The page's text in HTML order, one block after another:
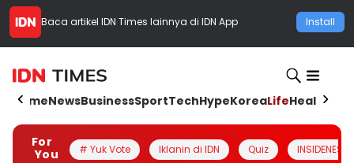
Baca artikel IDN Times lainnya di IDN App Install
HomeNewsBusinessSportTechHypeKoreaLifeHealth
For
You
# Yuk Vote Iklanin di IDN Quiz INSIDENESIA